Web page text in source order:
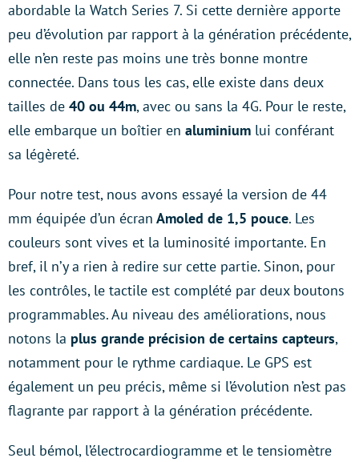
abordable la Watch Series 7. Si cette dernière apporte
peu d’évolution par rapport à la génération précédente,
elle n’en reste pas moins une très bonne montre
connectée. Dans tous les cas, elle existe dans deux
tailles de 40 ou 44m, avec ou sans la 4G. Pour le reste,
elle embarque un boîtier en aluminium lui conférant
sa légèreté.
Pour notre test, nous avons essayé la version de 44
mm équipée d’un écran Amoled de 1,5 pouce. Les
couleurs sont vives et la luminosité importante. En
bref, il n’y a rien à redire sur cette partie. Sinon, pour
les contrôles, le tactile est complété par deux boutons
programmables. Au niveau des améliorations, nous
notons la plus grande précision de certains capteurs,
notamment pour le rythme cardiaque. Le GPS est
également un peu précis, même si l’évolution n’est pas
flagrante par rapport à la génération précédente.
Seul bémol, l’électrocardiogramme et le tensiomètre